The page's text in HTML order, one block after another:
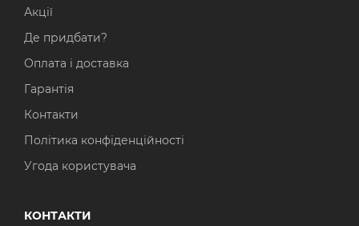
Акції
Де придбати?
Оплата і доставка
Гарантія
Контакти
Політика конфіденційності
Угода користувача
КОНТАКТИ